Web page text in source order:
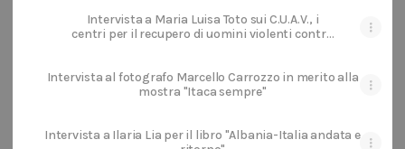
Intervista a Maria Luisa Toto sui C.U.A.V., i
centri per il recupero di uomini violenti contro
Intervista al fotografo Marcello Carrozzo in merito alla
mostra "Itaca sempre"
Intervista a Ilaria Lia per il libro "Albania-Italia andata e